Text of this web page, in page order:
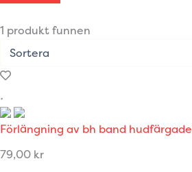
1 produkt funnen
Förlängning av bh band hudfärgade
79,00 kr